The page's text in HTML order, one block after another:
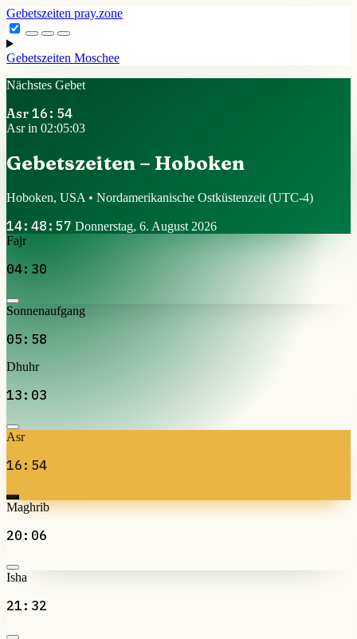
Gebetszeiten pray.zone
Gebetszeiten Moschee
Nächstes Gebet
Asr 16:54
Asr in 02:05:03
Gebetszeiten – Hoboken
Hoboken, USA • Nordamerikanische Ostküstenzeit (UTC-4)
14:48:57 Donnerstag, 6. August 2026
Fajr
04:30
Sonnenaufgang
05:58
Dhuhr
13:03
Asr
16:54
Maghrib
20:06
Isha
21:32